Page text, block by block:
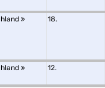
18.
12.